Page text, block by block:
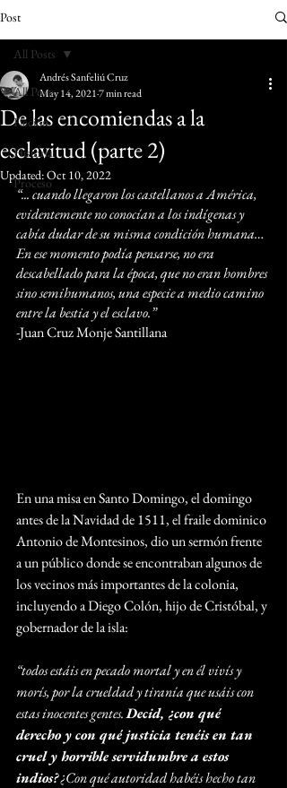
Post
All Posts
Ficción
Historia
Proceso
All Posts
De las encomiendas a la
esclavitud (parte 2)
Andrés Sanfeliú Cruz
May 14, 20217 min read
Updated:Oct 10, 2022
“... cuando llegaron los castellanos a América,
evidentemente no conocían a los indígenas y
cabía dudar de su misma condición humana…
En ese momento podía pensarse, no era
descabellado para la época, que no eran hombres
sino semihumanos, una especie a medio camino
entre la bestia y el esclavo.”
-Juan Cruz Monje Santillana
En una misa en Santo Domingo, el domingo
antes de la Navidad de 1511, el fraile dominico
Antonio de Montesinos, dio un sermón frente
a un público donde se encontraban algunos de
los vecinos más importantes de la colonia,
incluyendo a Diego Colón, hijo de Cristóbal, y
gobernador de la isla:
“todos estáis en pecado mortal y en él vivís y
morís, por la crueldad y tiranía que usáis con
estas inocentes gentes. Decid, ¿con qué
derecho y con qué justicia tenéis en tan
cruel y horrible servidumbre a estos
indios? ¿Con qué autoridad habéis hecho tan